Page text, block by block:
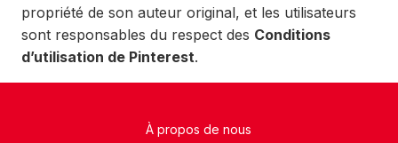
propriété de son auteur original, et les utilisateurs
sont responsables du respect des Conditions
d’utilisation de Pinterest.
À propos de nous